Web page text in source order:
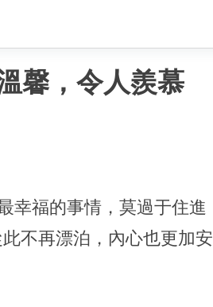
馨，令人羨慕
幸福的事情，莫過于住進
不再漂泊，內心也更加安